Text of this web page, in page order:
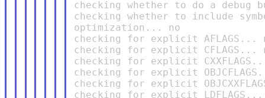
checking whether to do a debug
checking whether to include
optimization... no
checking for explicit AFLAGS...
checking for explicit CFLAGS...
checking for explicit
checking for explicit
checking for explicit
checking for explicit